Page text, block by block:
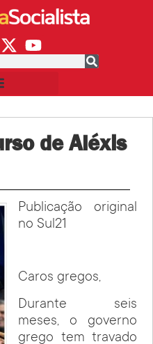
de Aléxis
Publicação original
no Sul21
Caros gregos,
Durante seis
meses, o governo
grego tem travado